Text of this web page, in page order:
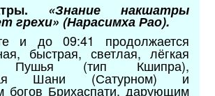
«Знание накшатры
грехи» (Нарасимха Рао).
и до 09:41 продолжается
быстрая, светлая, лёгкая
Пушья (тип Кшипра),
Шани (Сатурном) и
богов Брихаспати, дарующим